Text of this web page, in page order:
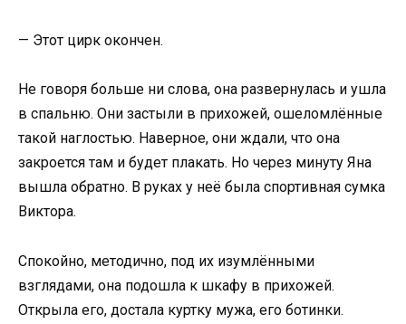
— Этот цирк окончен.
Не говоря больше ни слова, она развернулась и ушла
в спальню. Они застыли в прихожей, ошеломлённые
такой наглостью. Наверное, они ждали, что она
закроется там и будет плакать. Но через минуту Яна
вышла обратно. В руках у неё была спортивная сумка
Виктора.
Спокойно, методично, под их изумлёнными
взглядами, она подошла к шкафу в прихожей.
Открыла его, достала куртку мужа, его ботинки.